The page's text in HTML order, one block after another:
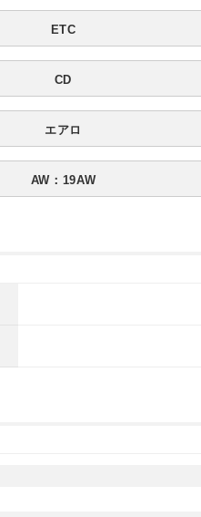
ETC
CD
エアロ
AW：19AW